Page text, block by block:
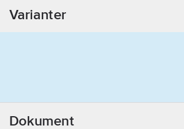
Varianter
Dokument